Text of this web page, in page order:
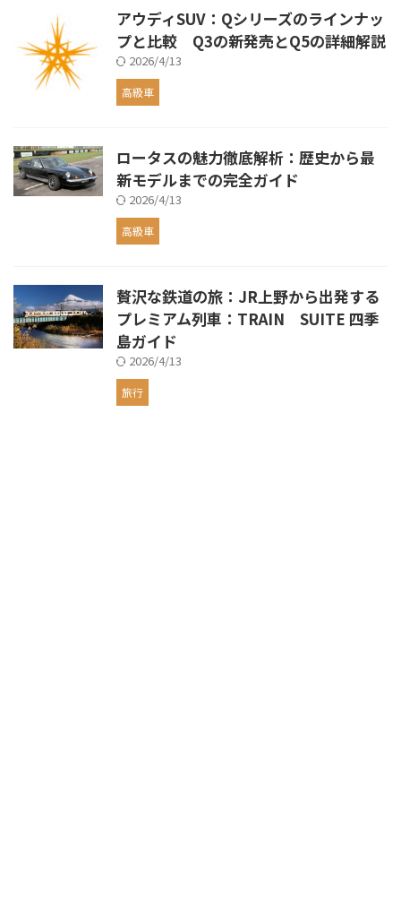
アウディSUV：Qシリーズのラインナッ
プと比較 Q3の新発売とQ5の詳細解説
2026/4/13
高級車
ロータスの魅力徹底解析：歴史から最
新モデルまでの完全ガイド
2026/4/13
高級車
贅沢な鉄道の旅：JR上野から出発する
プレミアム列車：TRAIN SUITE 四季
島ガイド
2026/4/13
旅行